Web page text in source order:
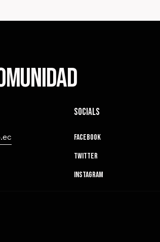
Socials
Facebook
Twitter
Instagram